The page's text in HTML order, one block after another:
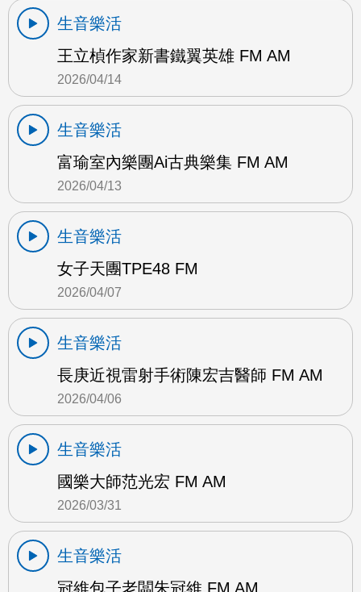
生音樂活
王立楨作家新書鐵翼英雄 FM AM
2026/04/14
生音樂活
富瑜室內樂團Ai古典樂集 FM AM
2026/04/13
生音樂活
女子天團TPE48 FM
2026/04/07
生音樂活
長庚近視雷射手術陳宏吉醫師 FM AM
2026/04/06
生音樂活
國樂大師范光宏 FM AM
2026/03/31
生音樂活
冠維包子老闆朱冠維 FM AM